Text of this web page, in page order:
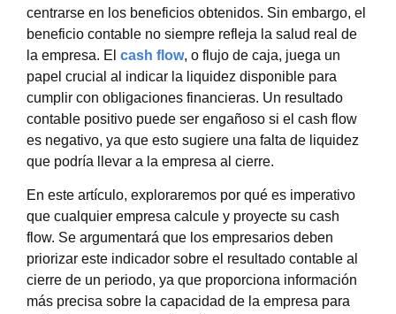
centrarse en los beneficios obtenidos. Sin embargo, el
beneficio contable no siempre refleja la salud real de
la empresa. El cash flow, o flujo de caja, juega un
papel crucial al indicar la liquidez disponible para
cumplir con obligaciones financieras. Un resultado
contable positivo puede ser engañoso si el cash flow
es negativo, ya que esto sugiere una falta de liquidez
que podría llevar a la empresa al cierre.
En este artículo, exploraremos por qué es imperativo
que cualquier empresa calcule y proyecte su cash
flow. Se argumentará que los empresarios deben
priorizar este indicador sobre el resultado contable al
cierre de un periodo, ya que proporciona información
más precisa sobre la capacidad de la empresa para